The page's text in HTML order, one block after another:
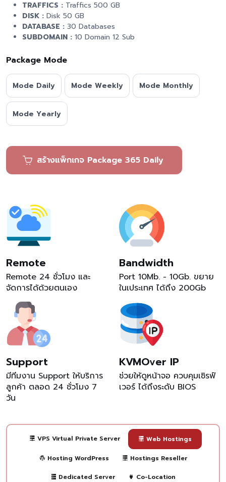
TRAFFICS : Traffics 500 GB
DISK : Disk 50 GB
DATABASE : 30 Databases
SUBDOMAIN : 10 Domain 12 Sub
Package Mode
Mode Daily Mode Weekly Mode Monthly
Mode Yearly
สร้างแพ็กเกจ Package 365 Daily
Remote
Remote 24 ชั่วโมง และ
จัดการได้ด้วยตนเอง
Bandwidth
Port 10Mb. - 10Gb. ขยาย
ในเประเทศ ได้ถึง 200Gb
Support
มีทีมงาน Support ให้บริการ
ลูกค้า ตลอด 24 ชั่วโมง 7
วัน
KVMOver IP
ช่วยให้ดูหน้าจอ ควบคุมเซิรฟ์
เวอร์ ได้ถึงระดับ BIOS
VPS Virtual Private Server Web Hostings
Hosting WordPress Hostings Reseller
Dedicated Server Co-Location